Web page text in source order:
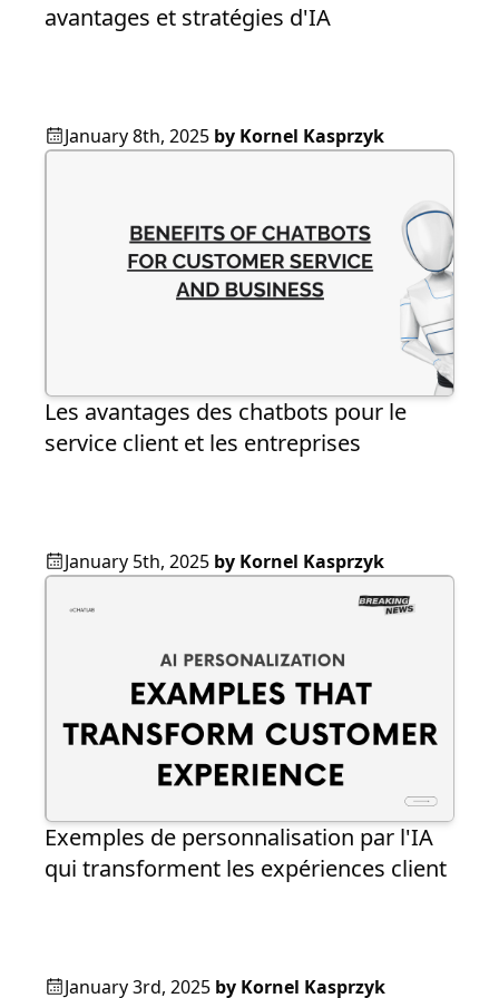
avantages et stratégies d'IA
January 8th, 2025 by Kornel Kasprzyk
Les avantages des chatbots pour le
service client et les entreprises
January 5th, 2025 by Kornel Kasprzyk
Exemples de personnalisation par l'IA
qui transforment les expériences client
January 3rd, 2025 by Kornel Kasprzyk